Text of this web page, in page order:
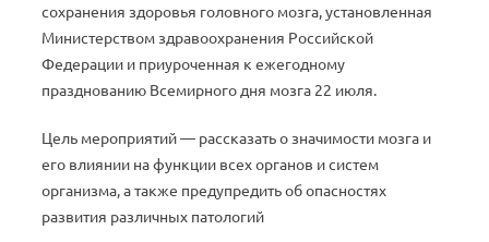
сохранения здоровья головного мозга, установленная
Министерством здравоохранения Российской
Федерации и приуроченная к ежегодному
празднованию Всемирного дня мозга 22 июля.
Цель мероприятий — рассказать о значимости мозга и
его влиянии на функции всех органов и систем
организма, а также предупредить об опасностях
развития различных патологий